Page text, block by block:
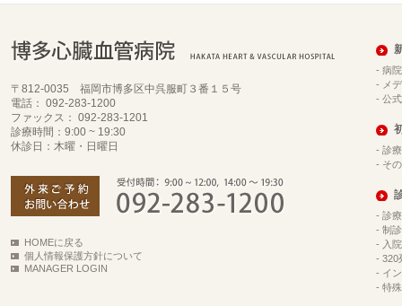
〒812-0035 福岡市博多区中呉服町３番１５号
電話： 092-283-1200
ファックス： 092-283-1201
診療時間：9:00 ~ 19:30
休診日：木曜・日曜日
HOMEに戻る
個人情報保護方針について
MANAGER LOGIN
- 病
- メ
- 公
- 診
- そ
- 診
- 制
- 入
- 320
- イ
- 特